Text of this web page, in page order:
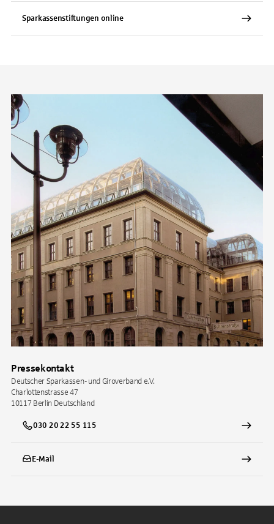
Sparkassenstiftungen online
Pressekontakt
Deutscher Sparkassen- und Giroverband e.V.
Charlottenstrasse 47
10117 Berlin Deutschland
030 20 22 55 115
E-Mail